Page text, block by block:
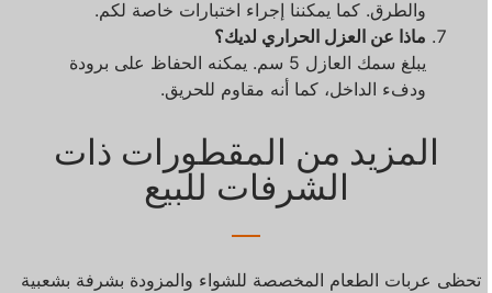
والطرق. كما يمكننا إجراء اختبارات خاصة لكم.
ماذا عن العزل الحراري لديك؟
يبلغ سمك العازل 5 سم. يمكنه الحفاظ على برودة
ودفء الداخل، كما أنه مقاوم للحريق.
المزيد من المقطورات ذات
الشرفات للبيع
تحظى عربات الطعام المخصصة للشواء والمزودة بشرفة بشعبية